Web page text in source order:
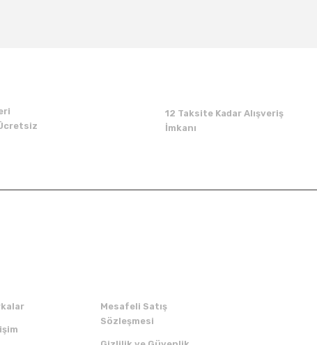
12 Taksite Kadar Alışveriş
İmkanı
Mesafeli Satış
Sözleşmesi